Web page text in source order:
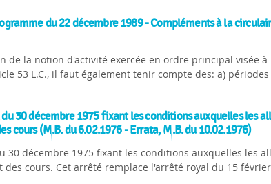
du 22 décembre 1989 - Compléments à la
de la notion d'activité exercée en ordre principal visée à
53 L.C., il faut également tenir compte des: a)
30 décembre 1975 fixant les conditions auxquelles les
cours (M.B. du 6.02.1976 - Errata, M.B. du 10.02.1976)
décembre 1975 fixant les conditions auxquelles les
cours. Cet arrêté remplace l'arrêté royal du 15